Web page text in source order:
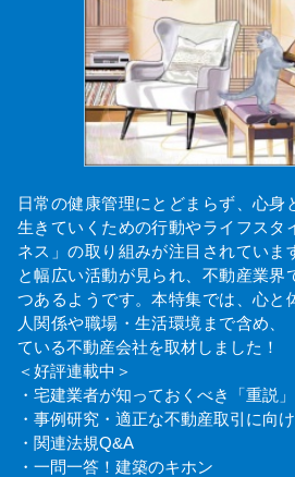
日常の健康管理にとどまらず、心身
生きていくための行動やライフスタ
ネス」の取り組みが注目されてい
と幅広い活動が見られ、不動産業界
つあるようです。本特集では、心と
人関係や職場・生活環境まで含め、
ている不動産会社を取材しました！
＜好評連載中＞
・宅建業者が知っておくべき「重説
・事例研究・適正な不動産取引に向
・関連法規Q&A
・一問一答！建築のキホン